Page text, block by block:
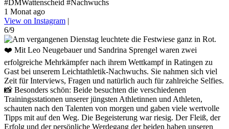
#DMWattenscheid #Nachwuchs
1 Monat ago
View on Instagram |
6/9